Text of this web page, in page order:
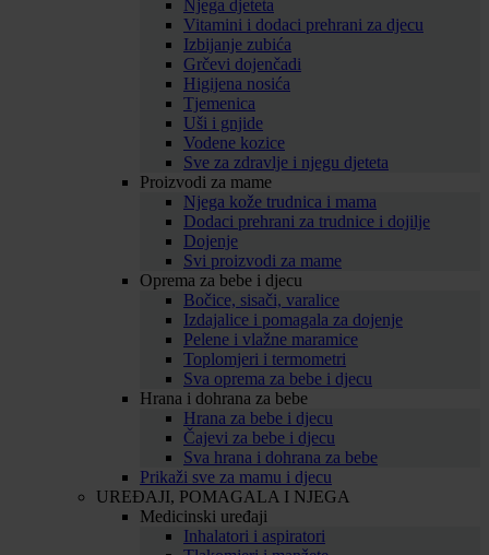
Njega djeteta
Vitamini i dodaci prehrani za djecu
Izbijanje zubića
Grčevi dojenčadi
Higijena nosića
Tjemenica
Uši i gnjide
Vodene kozice
Sve za zdravlje i njegu djeteta
Proizvodi za mame
Njega kože trudnica i mama
Dodaci prehrani za trudnice i dojilje
Dojenje
Svi proizvodi za mame
Oprema za bebe i djecu
Bočice, sisači, varalice
Izdajalice i pomagala za dojenje
Pelene i vlažne maramice
Toplomjeri i termometri
Sva oprema za bebe i djecu
Hrana i dohrana za bebe
Hrana za bebe i djecu
Čajevi za bebe i djecu
Sva hrana i dohrana za bebe
Prikaži sve za mamu i djecu
UREĐAJI, POMAGALA I NJEGA
Medicinski uređaji
Inhalatori i aspiratori